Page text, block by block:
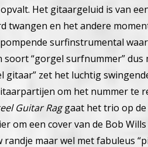
Het gitaargeluid is van
twangen en het andere
surfinstrumental
soort “gorgel surfnummer”
gitaar” zet het luchtig
om het nummer te
Guitar Raggaat het trio op de
om een cover van de Bob
randje maar wel met fabuleus